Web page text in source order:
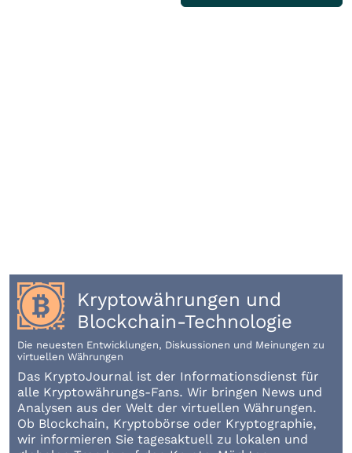
Kryptowährungen und
Blockchain-Technologie
Die neuesten Entwicklungen, Diskussionen und Meinungen zu
virtuellen Währungen
Das KryptoJournal ist der Informationsdienst für
alle Kryptowährungs-Fans. Wir bringen News und
Analysen aus der Welt der virtuellen Währungen.
Ob Blockchain, Kryptobörse oder Kryptographie,
wir informieren Sie tagesaktuell zu lokalen und